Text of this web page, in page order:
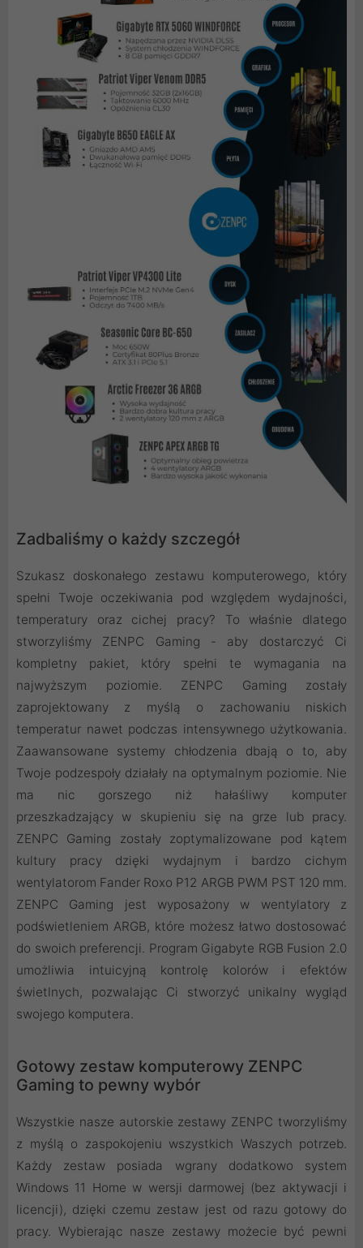
Zadbaliśmy o każdy szczegół
Szukasz doskonałego zestawu komputerowego, który
spełni Twoje oczekiwania pod względem wydajności,
temperatury oraz cichej pracy? To właśnie dlatego
stworzyliśmy ZENPC Gaming - aby dostarczyć Ci
kompletny pakiet, który spełni te wymagania na
najwyższym poziomie. ZENPC Gaming zostały
zaprojektowany z myślą o zachowaniu niskich
temperatur nawet podczas intensywnego użytkowania.
Zaawansowane systemy chłodzenia dbają o to, aby
Twoje podzespoły działały na optymalnym poziomie. Nie
ma nic gorszego niż hałaśliwy komputer
przeszkadzający w skupieniu się na grze lub pracy.
ZENPC Gaming zostały zoptymalizowane pod kątem
kultury pracy dzięki wydajnym i bardzo cichym
wentylatorom Fander Roxo P12 ARGB PWM PST 120 mm.
ZENPC Gaming jest wyposażony w wentylatory z
podświetleniem ARGB, które możesz łatwo dostosować
do swoich preferencji. Program Gigabyte RGB Fusion 2.0
umożliwia intuicyjną kontrolę kolorów i efektów
świetlnych, pozwalając Ci stworzyć unikalny wygląd
swojego komputera.
Gotowy zestaw komputerowy ZENPC
Gaming to pewny wybór
Wszystkie nasze autorskie zestawy ZENPC tworzyliśmy
z myślą o zaspokojeniu wszystkich Waszych potrzeb.
Każdy zestaw posiada wgrany dodatkowo system
Windows 11 Home w wersji darmowej (bez aktywacji i
licencji), dzięki czemu zestaw jest od razu gotowy do
pracy. Wybierając nasze zestawy możecie być pewni